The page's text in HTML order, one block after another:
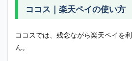
ココス｜楽天ペイの使い方
ココスでは、残念ながら楽天ペイを
ん。